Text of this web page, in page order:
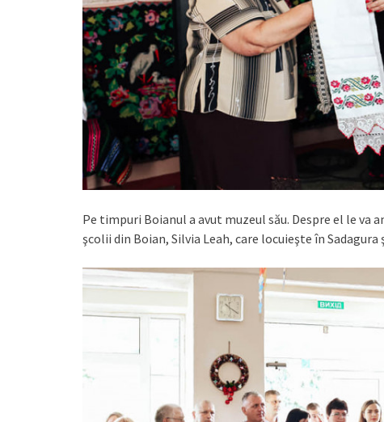
Pe timpuri Boianul a avut muzeul său. Despre el le
şcolii din Boian, Silvia Leah, care locuieşte în